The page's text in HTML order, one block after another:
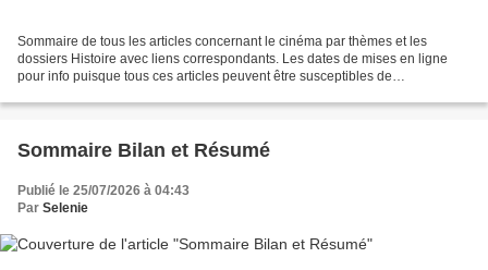
Sommaire de tous les articles concernant le cinéma par thèmes et les
dossiers Histoire avec liens correspondants. Les dates de mises en ligne
pour info puisque tous ces articles peuvent être susceptibles de
Sommaire Bilan et Résumé
Publié le 25/07/2026 à 04:43
Par Selenie